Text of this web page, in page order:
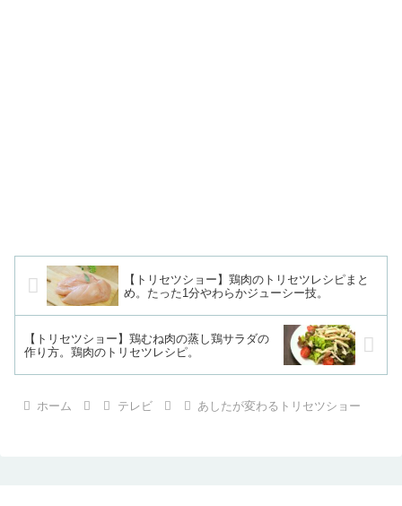
【トリセツショー】鶏肉のトリセツレシピまと
め。たった1分やわらかジューシー技。
【トリセツショー】鶏むね肉の蒸し鶏サラダの
作り方。鶏肉のトリセツレシピ。
ホーム テレビ あしたが変わるトリセツショー